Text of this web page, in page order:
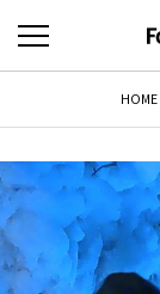
HOME